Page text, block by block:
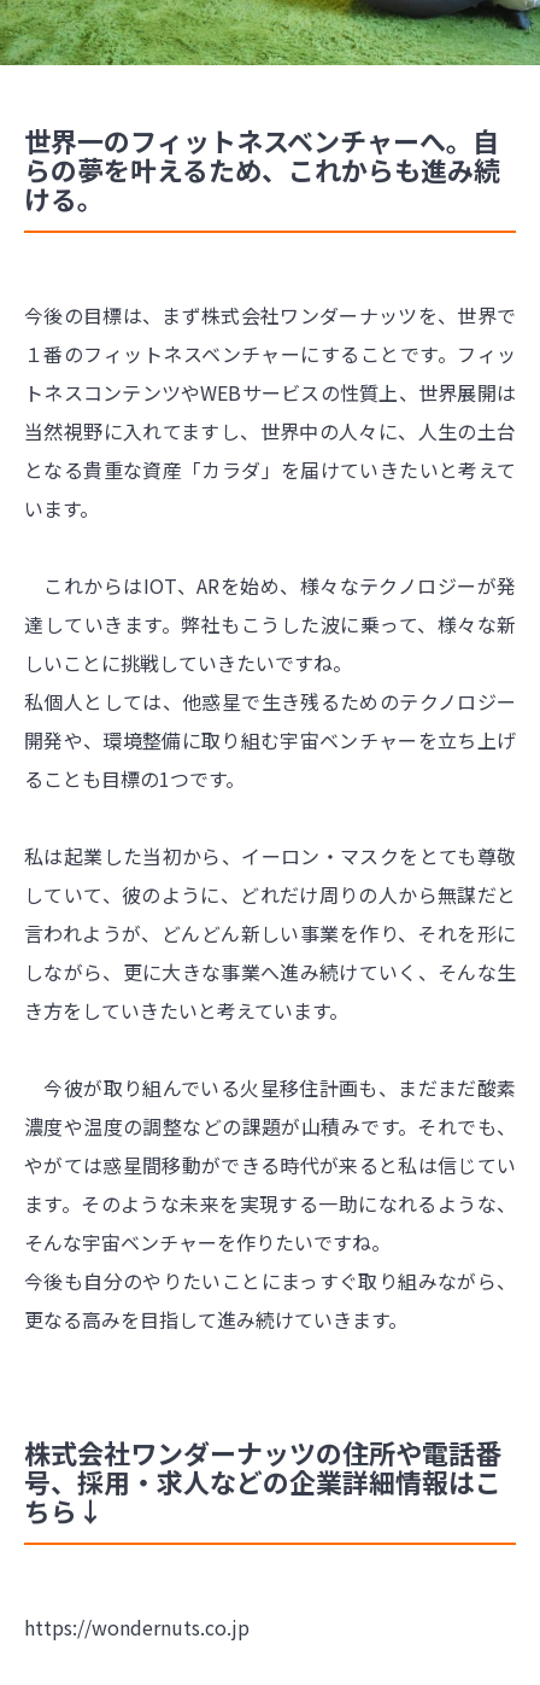
世界一のフィットネスベンチャーへ。自
らの夢を叶えるため、これからも進み続
ける。
今後の目標は、まず株式会社ワンダーナッツを、世界で
１番のフィットネスベンチャーにすることです。フィッ
トネスコンテンツやWEBサービスの性質上、世界展開は
当然視野に入れてますし、世界中の人々に、人生の土台
となる貴重な資産「カラダ」を届けていきたいと考えて
います。
これからはIOT、ARを始め、様々なテクノロジーが発
達していきます。弊社もこうした波に乗って、様々な新
しいことに挑戦していきたいですね。
私個人としては、他惑星で生き残るためのテクノロジー
開発や、環境整備に取り組む宇宙ベンチャーを立ち上げ
ることも目標の1つです。
私は起業した当初から、イーロン・マスクをとても尊敬
していて、彼のように、どれだけ周りの人から無謀だと
言われようが、どんどん新しい事業を作り、それを形に
しながら、更に大きな事業へ進み続けていく、そんな生
き方をしていきたいと考えています。
今彼が取り組んでいる火星移住計画も、まだまだ酸素
濃度や温度の調整などの課題が山積みです。それでも、
やがては惑星間移動ができる時代が来ると私は信じてい
ます。そのような未来を実現する一助になれるような、
そんな宇宙ベンチャーを作りたいですね。
今後も自分のやりたいことにまっすぐ取り組みながら、
更なる高みを目指して進み続けていきます。
株式会社ワンダーナッツの住所や電話番
号、採用・求人などの企業詳細情報はこ
ちら↓
https://wondernuts.co.jp